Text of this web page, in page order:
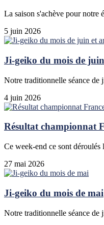
La saison s'achève pour notre
5 juin 2026
Ji-geiko du mois de
Notre traditionnelle séance de
4 juin 2026
Résultat championnat
Ce week-end ce sont
27 mai 2026
Ji-geiko du mois de mai
Notre traditionnelle séance de